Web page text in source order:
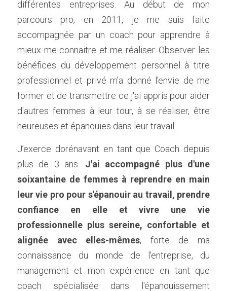
différentes entreprises. Au début de mon
parcours pro, en 2011, je me suis faite
accompagnée par un coach pour apprendre à
mieux me connaitre et me réaliser. Observer les
bénéfices du développement personnel à titre
professionnel et privé m’a donné l’envie de me
former et de transmettre ce j'ai appris pour aider
d'autres femmes à leur tour, à se réaliser, être
heureuses et épanouies dans leur travail.
J’exerce dorénavant en tant que Coach depuis
plus de 3 ans.
J'ai accompagné plus d'une
soixantaine de femmes à reprendre en main
leur vie pro pour s'épanouir au travail, prendre
confiance en elle et vivre une vie
professionnelle plus sereine, confortable et
alignée avec elles-mêmes, forte de ma
connaissance du monde de l'entreprise, du
management et mon expérience en tant que
coach spécialisée dans l'épanouissement